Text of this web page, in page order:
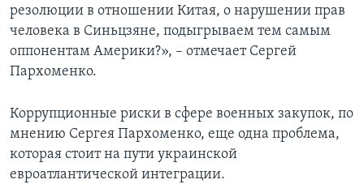
резолюции в отношении Китая, о нарушении прав
человека в Синьцзяне, подыгрываем тем самым
оппонентам Америки?», – отмечает Сергей
Пархоменко.
Коррупционные риски в сфере военных закупок, по
мнению Сергея Пархоменко, еще одна проблема,
которая стоит на пути украинской
евроатлантической интеграции.